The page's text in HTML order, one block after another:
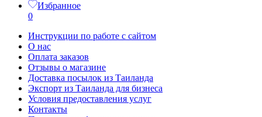
Избранное
0
Инструкции по работе с сайтом
О нас
Оплата заказов
Отзывы о магазине
Доставка посылок из Таиланда
Экспорт из Таиланда для бизнеса
Условия предоставления услуг
Контакты